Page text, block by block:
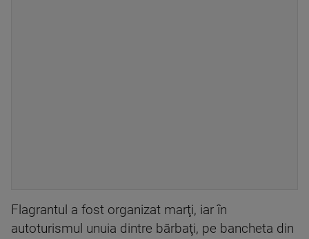
Flagrantul a fost organizat marţi, iar în
autoturismul unuia dintre bărbaţi, pe bancheta din